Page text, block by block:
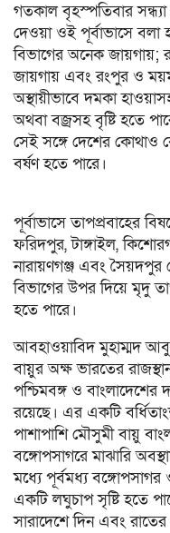
গতকাল বৃহস্পতিবার
দেওয়া ওই পূর্বাভাসে বলা
বিভাগের অনেক জায়গায়;
জায়গায় এবং রংপুর ও
অস্থায়ীভাবে দমকা
অথবা বজ্রসহ বৃষ্টি হতে
সেই সঙ্গে দেশের কোথাও
বর্ষণ হতে পারে।
পূর্বাভাসে তাপপ্রবাহের
ফরিদপুর, টাঙ্গাইল,
নারায়ণগঞ্জ এবং
বিভাগের উপর দিয়ে মৃদু
হতে পারে।
আবহাওয়াবিদ মুহাম্মদ
বায়ুর অক্ষ ভারতের
পশ্চিমবঙ্গ ও বাংলাদেশের
রয়েছে। এর একটি
পাশাপাশি মৌসুমী বায়ু
বঙ্গোপসাগরে মাঝারি
মধ্যে পূর্বমধ্য
একটি লঘুচাপ সৃষ্টি হতে
সারাদেশে দিন এবং রাতের